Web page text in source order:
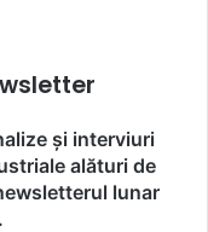
și interviuri
alături de
lunar